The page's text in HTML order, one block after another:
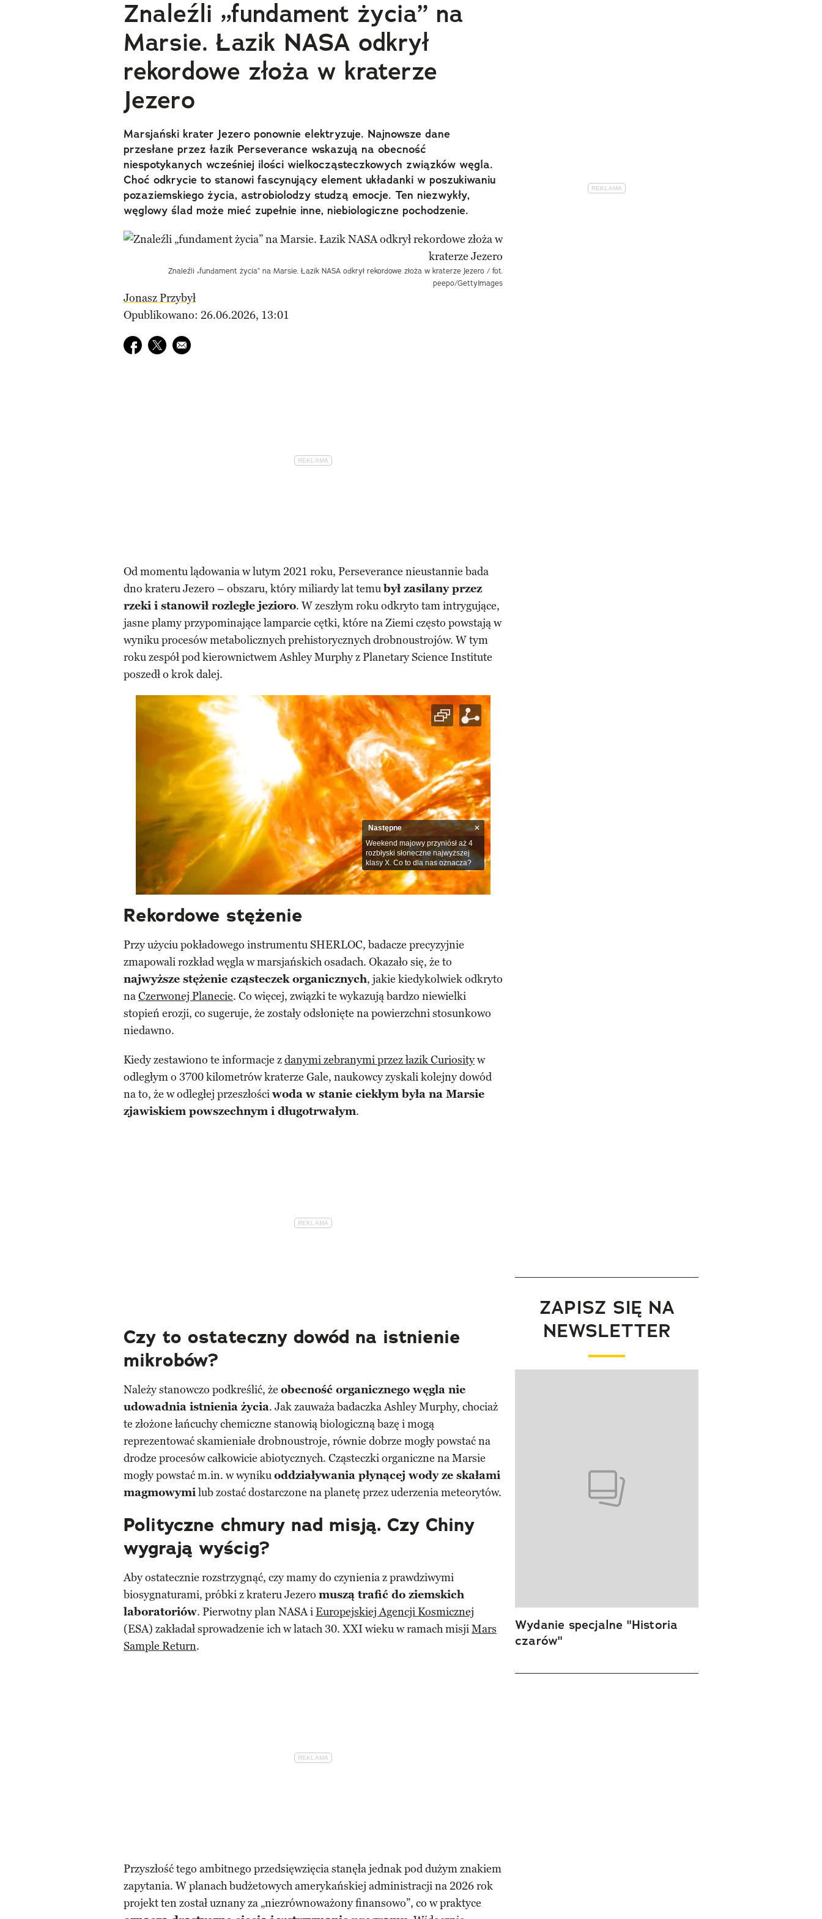
Znaleźli „fundament życia” na
Marsie. Łazik NASA odkrył
rekordowe złoża w kraterze
Jezero
Marsjański krater Jezero ponownie elektryzuje. Najnowsze dane
przesłane przez łazik Perseverance wskazują na obecność
niespotykanych wcześniej ilości wielkocząsteczkowych związków węgla.
Choć odkrycie to stanowi fascynujący element układanki w poszukiwaniu
pozaziemskiego życia, astrobiolodzy studzą emocje. Ten niezwykły,
węglowy ślad może mieć zupełnie inne, niebiologiczne pochodzenie.
Znaleźli „fundament życia” na Marsie. Łazik NASA odkrył rekordowe złoża w kraterze Jezero / fot.
peepo/GettyImages
Jonasz Przybył
Opublikowano: 26.06.2026, 13:01
Udostępnij na facebook
Udostępnij na twitter
E-mail do przyjaciela
Od momentu lądowania w lutym 2021 roku, Perseverance nieustannie bada
dno krateru Jezero – obszaru, który miliardy lat temubył zasilany przez
rzeki i stanowił rozległe jezioro. W zeszłym roku odkryto tam intrygujące,
jasne plamy przypominające lamparcie cętki, które na Ziemi często powstają w
wyniku procesów metabolicznych prehistorycznych drobnoustrojów. W tym
roku zespół pod kierownictwem Ashley Murphy z Planetary Science Institute
poszedł o krok dalej.
Następne
Weekend majowy przyniósł aż 4
rozbłyski słoneczne najwyższej
klasy X. Co to dla nas oznacza?
Rekordowe stężenie
Przy użyciu pokładowego instrumentu SHERLOC, badacze precyzyjnie
zmapowali rozkład węgla w marsjańskich osadach. Okazało się, że to
najwyższe stężenie cząsteczek organicznych, jakie kiedykolwiek odkryto
naCzerwonej Planecie. Co więcej, związki te wykazują bardzo niewielki
stopień erozji, co sugeruje, że zostały odsłonięte na powierzchni stosunkowo
niedawno.
Kiedy zestawiono te informacje zdanymi zebranymi przez łazik Curiosityw
odległym o 3700 kilometrów kraterze Gale, naukowcy zyskali kolejny dowód
na to, że w odległej przeszłościwoda w stanie ciekłym była na Marsie
zjawiskiem powszechnym i długotrwałym.
Czy to ostateczny dowód na istnienie
mikrobów?
Należy stanowczo podkreślić, że obecność organicznego węgla nie
udowadnia istnienia życia. Jak zauważa badaczka Ashley Murphy, chociaż
te złożone łańcuchy chemiczne stanowią biologiczną bazę i mogą
reprezentować skamieniałe drobnoustroje, równie dobrze mogły powstać na
drodze procesów całkowicie abiotycznych. Cząsteczki organiczne na Marsie
mogły powstać m.in. w wynikuoddziaływania płynącej wody ze skałami
magmowymilub zostać dostarczone na planetę przez uderzenia meteorytów.
Polityczne chmury nad misją. Czy Chiny
wygrają wyścig?
Aby ostatecznie rozstrzygnąć, czy mamy do czynienia z prawdziwymi
biosygnaturami, próbki z krateru Jezero muszą trafić do ziemskich
laboratoriów. Pierwotny plan NASA iEuropejskiej Agencji Kosmicznej
(ESA) zakładał sprowadzenie ich w latach 30. XXI wieku w ramach misjiMars
Sample Return.
Przyszłość tego ambitnego przedsięwzięcia stanęła jednak pod dużym znakiem
zapytania. W planach budżetowych amerykańskiej administracji na 2026 rok
projekt ten został uznany za „niezrównoważony finansowo”, co w praktyce
ZAPISZ SIĘ NA
NEWSLETTER
Wydanie specjalne "Historia
czarów"